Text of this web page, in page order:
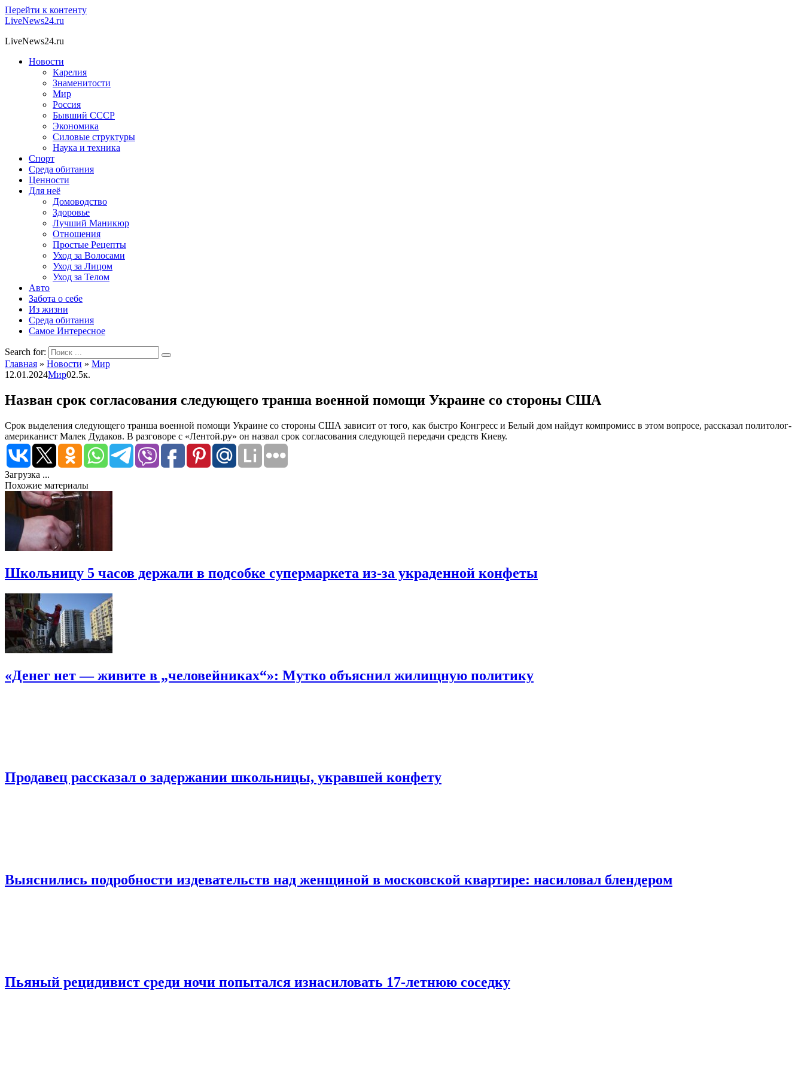
Перейти к контенту
LiveNews24.ru
LiveNews24.ru
Новости
Карелия
Знаменитости
Мир
Россия
Бывший СССР
Экономика
Силовые структуры
Наука и техника
Спорт
Среда обитания
Ценности
Для неё
Домоводство
Здоровье
Лучший Маникюр
Отношения
Простые Рецепты
Уход за Волосами
Уход за Лицом
Уход за Телом
Авто
Забота о себе
Из жизни
Среда обитания
Самое Интересное
Search for:
Главная » Новости » Мир
12.01.2024Мир02.5к.
Назван срок согласования следующего транша военной помощи Украине со стороны США
Срок выделения следующего транша военной помощи Украине со стороны США зависит от того, как быстро Конгресс и Белый дом найдут компромисс в этом вопросе, рассказал политолог-
американист Малек Дудаков. В разговоре с «Лентой.ру» он назвал срок согласования следующей передачи средств Киеву.
Загрузка ...
Похожие материалы
Школьницу 5 часов держали в подсобке супермаркета из-за украденной конфеты
«Денег нет — живите в „человейниках“»: Мутко объяснил жилищную политику
Продавец рассказал о задержании школьницы, укравшей конфету
Выяснились подробности издевательств над женщиной в московской квартире: насиловал блендером
Пьяный рецидивист среди ночи попытался изнасиловать 17-летнюю соседку